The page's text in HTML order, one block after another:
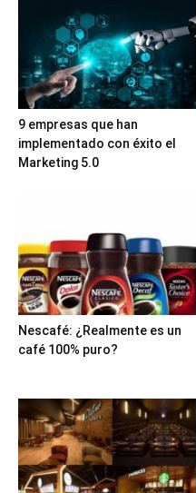
9 empresas que han
implementado con éxito el
Marketing 5.0
Nescafé: ¿Realmente es un
café 100% puro?